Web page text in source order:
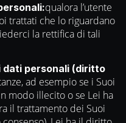
qualora l’utente
trattati che lo riguardano
la rettifica di tali
dati personali (diritto
ad esempio se i Suoi
modo illecito o se Lei ha
il trattamento dei Suoi